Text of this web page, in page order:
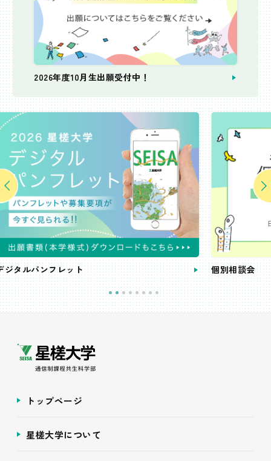
2026年度10月生出願受付中！
個別相談会
トップページ
星槎大学について